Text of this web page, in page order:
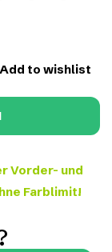
Add to wishlist
Vorder- und
Farblimit!